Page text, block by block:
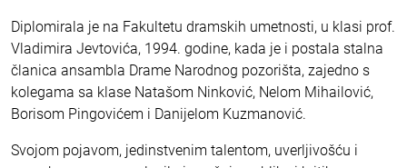
Diplomirala je na Fakultetu dramskih umetnosti, u klasi prof.
Vladimira Jevtovića, 1994. godine, kada je i postala stalna
članica ansambla Drame Narodnog pozorišta, zajedno s
kolegama sa klase Natašom Ninković, Nelom Mihailović,
Borisom Pingovićem i Danijelom Kuzmanović.
Svojom pojavom, jedinstvenim talentom, uverljivošću i